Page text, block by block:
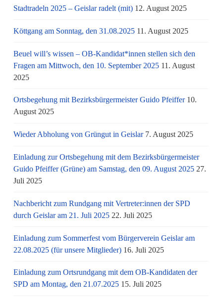
Stadtradeln 2025 – Geislar radelt (mit) 12. August 2025
Köttgang am Sonntag, den 31.08.2025 11. August 2025
Beuel will’s wissen – OB-Kandidat*innen stellen sich den
Fragen am Mittwoch, den 10. September 2025 11. August
2025
Ortsbegehung mit Bezirksbürgermeister Guido Pfeiffer 10.
August 2025
Wieder Abholung von Grüngut in Geislar 7. August 2025
Einladung zur Ortsbegehung mit dem Bezirksbürgermeister
Guido Pfeiffer (Grüne) am Samstag, den 09. August 2025 27.
Juli 2025
Nachbericht zum Rundgang mit Vertreter:innen der SPD
durch Geislar am 21. Juli 2025 22. Juli 2025
Einladung zum Sommerfest vom Bürgerverein Geislar am
22.08.2025 (für unsere Mitglieder) 16. Juli 2025
Einladung zum Ortsrundgang mit dem OB-Kandidaten der
SPD am Montag, den 21.07.2025 15. Juli 2025